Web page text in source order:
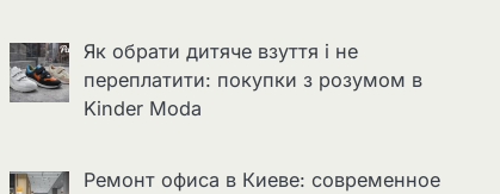
Як обрати дитяче взуття і не
переплатити: покупки з розумом в
Kinder Moda
Ремонт офиса в Киеве: современное